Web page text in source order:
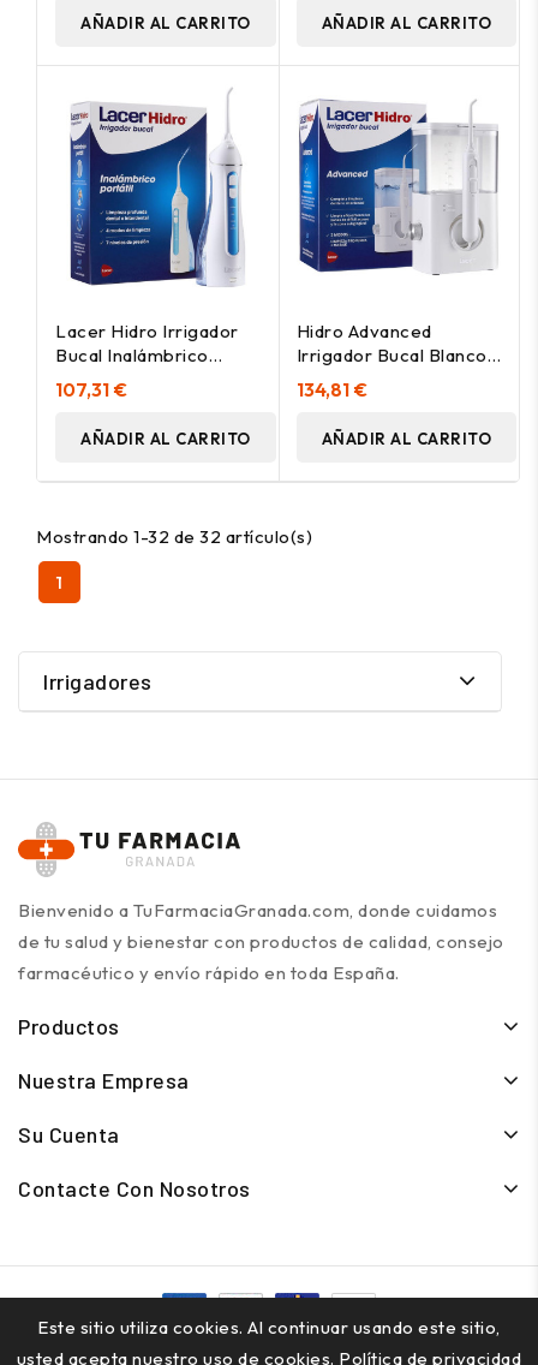
AÑADIR AL CARRITO AÑADIR AL CARRITO
Lacer Hidro Irrigador
Bucal Inalámbrico
Portátil 1Ud
107,31 €
AÑADIR AL CARRITO
Hidro Advanced
Irrigador Bucal Blanco 1
U
134,81 €
AÑADIR AL CARRITO
Mostrando 1-32 de 32 artículo(s)
1
Irrigadores
Bienvenido a TuFarmaciaGranada.com, donde cuidamos
de tu salud y bienestar con productos de calidad, consejo
farmacéutico y envío rápido en toda España.
Productos
Nuestra Empresa
Su Cuenta
Contacte Con Nosotros
Este sitio utiliza cookies. Al continuar usando este sitio,
usted acepta nuestro uso de cookies. Política de privacidad
© 2026 - TuFarmaciaGranada.com - Todos los derechos